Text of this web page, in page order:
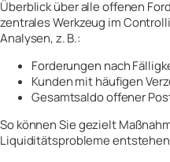
Überblick über alle offenen
zentrales Werkzeug im
Analysen, z. B.:
Forderungen nach
Kunden mit häufigen
Gesamtsaldo offener
So können Sie gezielt
Liquiditätsprobleme